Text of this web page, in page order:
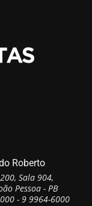
Roberto
Sala 904,
Pessoa - PB
- 9 9964-6000